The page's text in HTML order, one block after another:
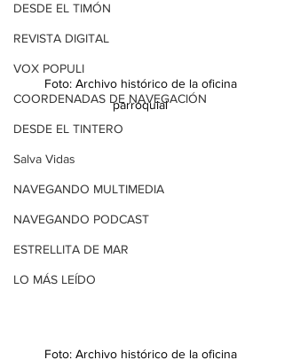
DESDE EL TIMÓN
REVISTA DIGITAL
VOX POPULI
COORDENADAS DE NAVEGACIÓN
DESDE EL TINTERO
Salva Vidas
NAVEGANDO MULTIMEDIA
NAVEGANDO PODCAST
ESTRELLITA DE MAR
LO MÁS LEÍDO
Foto: Archivo histórico de la oficina
parroquial
Foto: Archivo histórico de la oficina